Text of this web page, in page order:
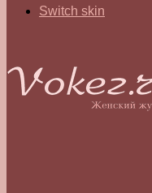
Switch skin